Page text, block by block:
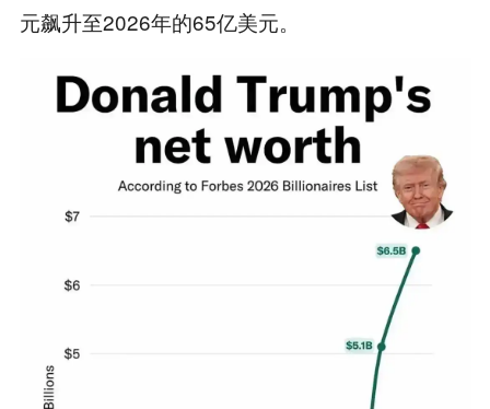
元飙升至2026年的65亿美元。